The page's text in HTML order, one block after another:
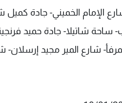
الإمام الخميني- جادة
شاتيلا- جادة حميد
شارع المير مجيد